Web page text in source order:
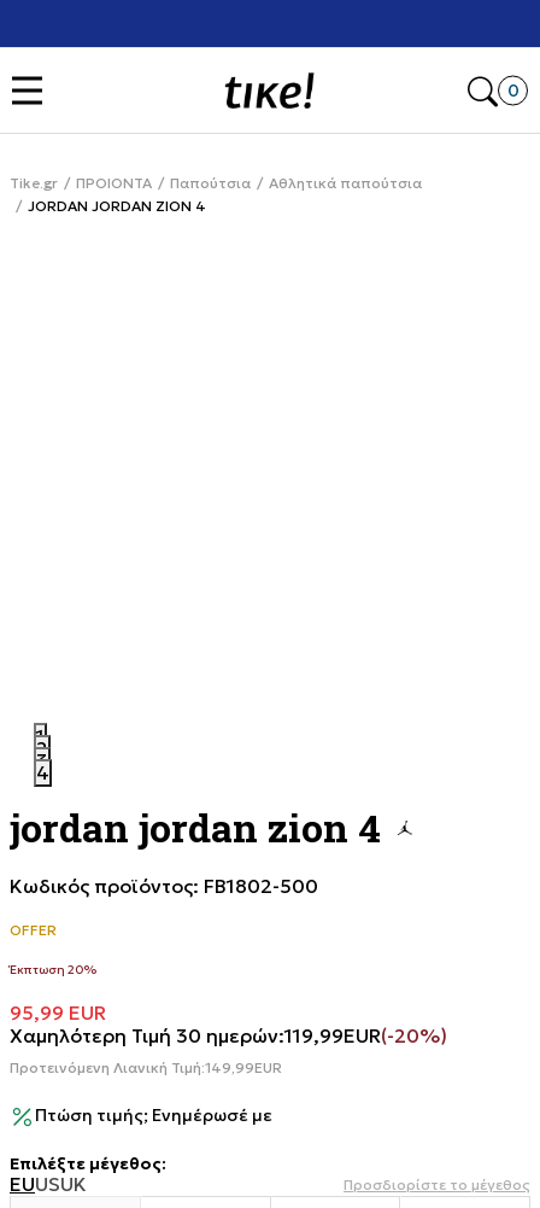
0
Tike.gr ΠΡΟΙΟΝΤΑ Παπούτσια
Αθλητικά παπούτσια
JORDAN JORDAN ZION 4
1
2
3
4
jordan jordan zion 4
Κωδικός προϊόντος: FB1802-500
OFFER
Έκπτωση 20%
95,99 EUR
Χαμηλότερη Τιμή 30 ημερών:119,99EUR(-20%)
Προτεινόμενη Λιανική Τιμή:149,99EUR
Πτώση τιμής; Ενημέρωσέ με
Επιλέξτε μέγεθος:
EUUSUK Προσδιορίστε το μέγεθος